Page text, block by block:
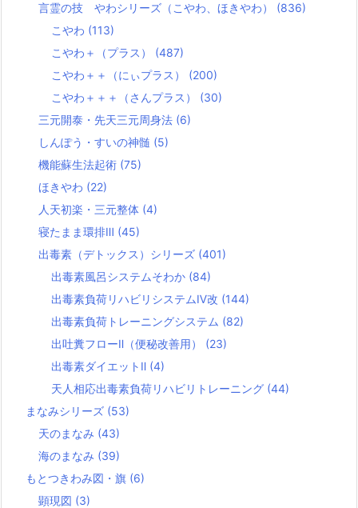
言霊の技 やわシリーズ（こやわ、ほきやわ） (836)
こやわ (113)
こやわ＋（プラス） (487)
こやわ＋＋（にぃプラス） (200)
こやわ＋＋＋（さんプラス） (30)
三元開泰・先天三元周身法 (6)
しんぽう・すいの神髄 (5)
機能蘇生法起術 (75)
ほきやわ (22)
人天初楽・三元整体 (4)
寝たまま環排Ⅲ (45)
出毒素（デトックス）シリーズ (401)
出毒素風呂システムそわか (84)
出毒素負荷リハビリシステムⅣ改 (144)
出毒素負荷トレーニングシステム (82)
出吐糞フローⅡ（便秘改善用） (23)
出毒素ダイエットⅡ (4)
天人相応出毒素負荷リハビリトレーニング (44)
まなみシリーズ (53)
天のまなみ (43)
海のまなみ (39)
もとつきわみ図・旗 (6)
顕現図 (3)